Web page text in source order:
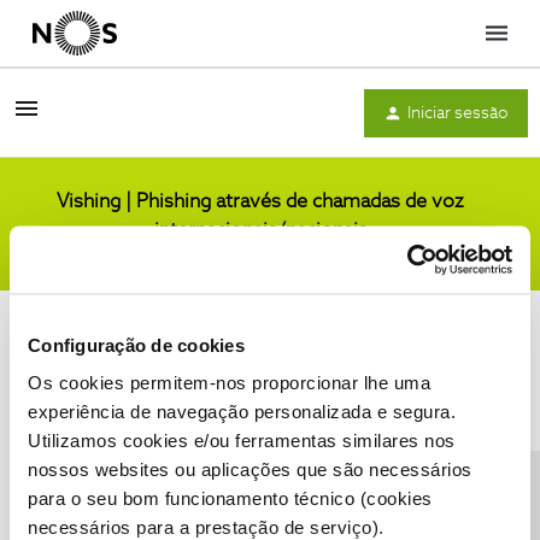
Configuração de cookies
Os cookies permitem-nos proporcionar lhe uma
experiência de navegação personalizada e segura.
Utilizamos cookies e/ou ferramentas similares nos
nossos websites ou aplicações que são necessários
para o seu bom funcionamento técnico (cookies
necessários para a prestação de serviço).
Menu
Iniciar sessão
Vishing | Phishing através de chamadas de voz
internacionais/nacionais
Condições do Fórum NOS Accessibility statement